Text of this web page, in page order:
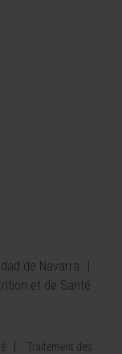
de Navarra
et de Santé
Traitement des